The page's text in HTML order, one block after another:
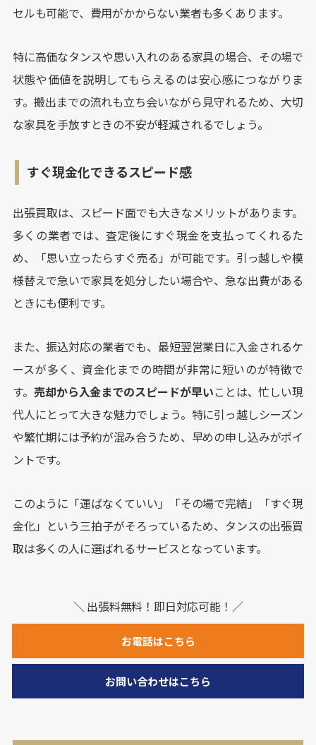
セルも可能で、費用がかからない業者も多くあります。
特に高価なタンスや思い入れのある家具の場合、その場で
状態や価値を説明してもらえるのは安心感につながりま
す。搬出までの流れも立ち会いながら見守れるため、大切
な家具を手放すときの不安が軽減されるでしょう。
すぐ現金化できるスピード感
出張買取は、スピード面でも大きなメリットがあります。
多くの業者では、査定後にすぐ現金を支払ってくれるた
め、「思い立ったらすぐ売る」が可能です。引っ越しや模
様替えで急いで家具を処分したい場合や、急な出費がある
ときにも便利です。
また、振込対応の業者でも、最短翌営業日に入金されるケ
ースが多く、資金化までの時間が非常に短いのが特徴で
す。 売却から入金までのスピードが早いことは、忙しい現
代人にとって大きな魅力でしょう。特に引っ越しシーズン
や繁忙期には予約が混み合うため、早めの申し込みがポイ
ントです。
このように「運ばなくていい」「その場で完結」「すぐ現
金化」という三拍子がそろっているため、タンスの出張買
取は多くの人に選ばれるサービスとなっています。
＼ 出張料無料！即日対応可能！／
お電話はこちら
お問い合わせはこちら